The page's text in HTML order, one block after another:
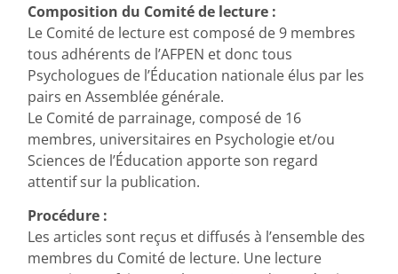
Composition du Comité de lecture :
Le Comité de lecture est composé de 9 membres
tous adhérents de l’AFPEN et donc tous
Psychologues de l’Éducation nationale élus par les
pairs en Assemblée générale.
Le Comité de parrainage, composé de 16
membres, universitaires en Psychologie et/ou
Sciences de l’Éducation apporte son regard
attentif sur la publication.
Procédure :
Les articles sont reçus et diffusés à l’ensemble des
membres du Comité de lecture. Une lecture